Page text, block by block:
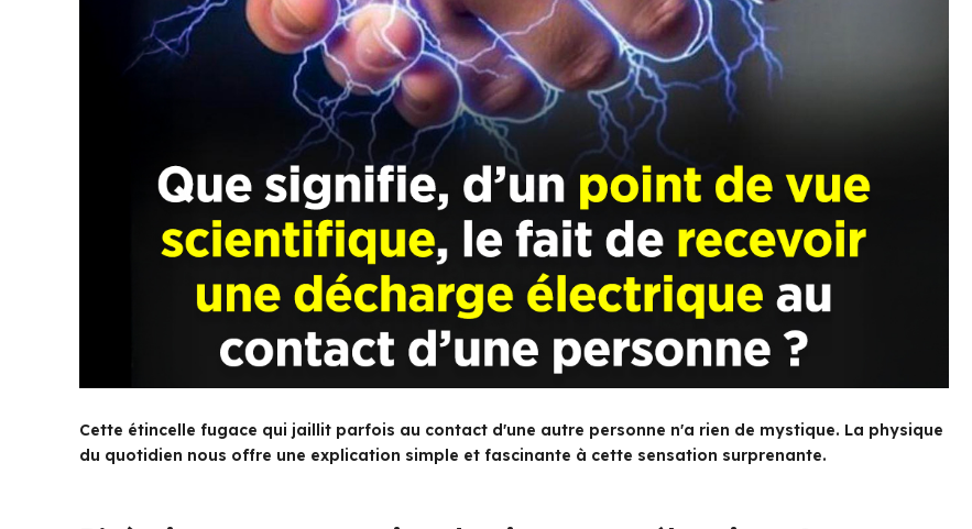
Cette étincelle fugace qui jaillit parfois au contact d'une autre personne n'a rien de mystique. La physique
du quotidien nous offre une explication simple et fascinante à cette sensation surprenante.